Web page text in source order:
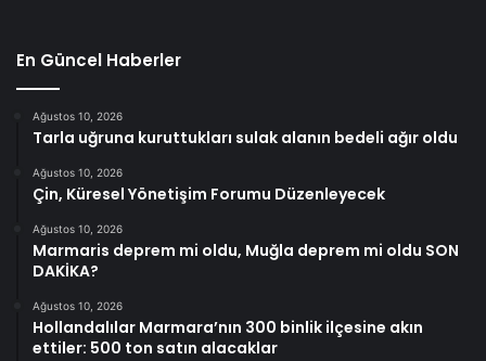
En Güncel Haberler
Ağustos 10, 2026
Tarla uğruna kuruttukları sulak alanın bedeli ağır oldu
Ağustos 10, 2026
Çin, Küresel Yönetişim Forumu Düzenleyecek
Ağustos 10, 2026
Marmaris deprem mi oldu, Muğla deprem mi oldu SON
DAKİKA?
Ağustos 10, 2026
Hollandalılar Marmara’nın 300 binlik ilçesine akın
ettiler: 500 ton satın alacaklar